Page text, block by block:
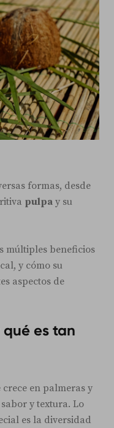
formas, desde
pulpa y su
múltiples beneficios
y cómo su
aspectos de
qué es tan
en palmeras y
y textura. Lo
es la diversidad